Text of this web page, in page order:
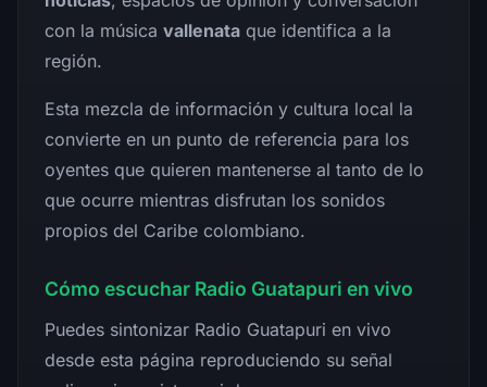
con la música vallenata que identifica a la
región.
Esta mezcla de información y cultura local la
convierte en un punto de referencia para los
oyentes que quieren mantenerse al tanto de lo
que ocurre mientras disfrutan los sonidos
propios del Caribe colombiano.
Cómo escuchar Radio Guatapuri en vivo
Puedes sintonizar Radio Guatapuri en vivo
desde esta página reproduciendo su señal